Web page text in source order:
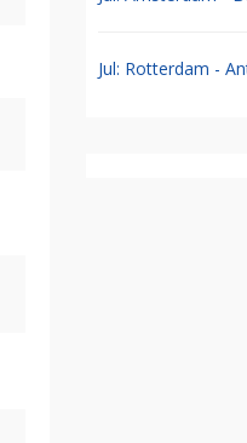
Jul: Rotterdam -